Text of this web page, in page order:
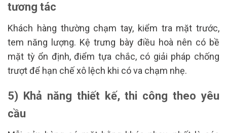
tương tác
Khách hàng thường chạm tay, kiểm tra mặt trước,
tem năng lượng. Kệ trưng bày điều hoà nên có bề
mặt tỳ ổn định, điểm tựa chắc, có giải pháp chống
trượt để hạn chế xô lệch khi có va chạm nhẹ.
5) Khả năng thiết kế, thi công theo yêu
cầu